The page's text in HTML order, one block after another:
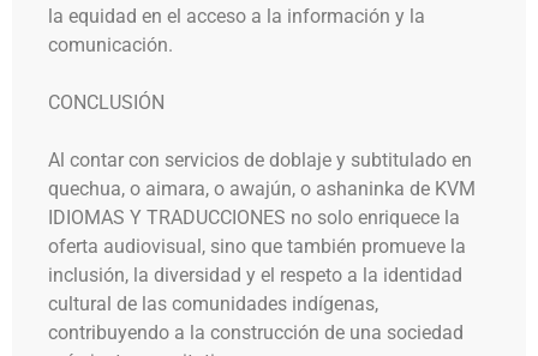
la equidad en el acceso a la información y la
comunicación.
CONCLUSIÓN
Al contar con servicios de doblaje y subtitulado en
quechua, o aimara, o awajún, o ashaninka de KVM
IDIOMAS Y TRADUCCIONES no solo enriquece la
oferta audiovisual, sino que también promueve la
inclusión, la diversidad y el respeto a la identidad
cultural de las comunidades indígenas,
contribuyendo a la construcción de una sociedad